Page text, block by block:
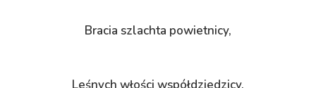
Bracia szlachta powietnicy,
Leśnych włości współdziedzicy,